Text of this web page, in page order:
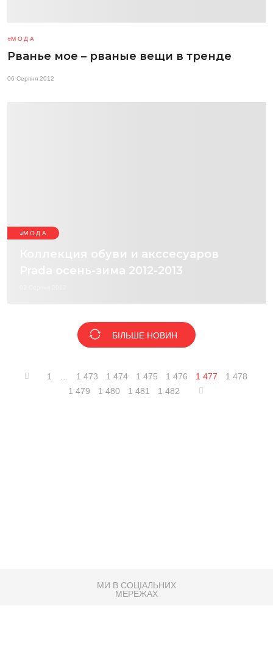
МОДА
Рванье мое – рваные вещи в тренде
06 Серпня 2012
МОДА
Коллекция обуви и акссесуаров
Prada осень-зима 2012-2013
БІЛЬШЕ НОВИН
1 1 473 1 474 1 475 1 476 1 477
1 478
1 479
1 480 1 481 1 482
МИ В СОЦІАЛЬНИХ
МЕРЕЖАХ